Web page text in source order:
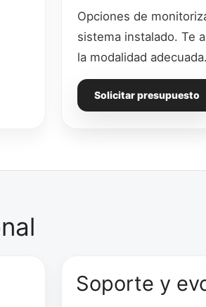
Opciones de
sistema instalado. Te
la modalidad
Solicitar presupuesto
Soporte y